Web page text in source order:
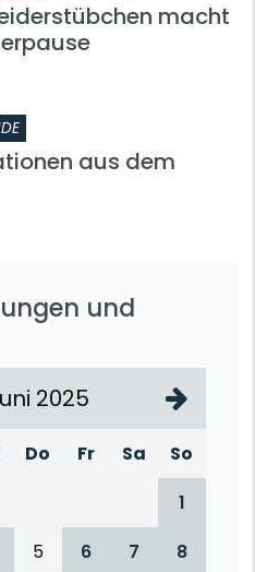
macht
aus dem
und
2025
Do Fr Sa
So
1
5 6 7
8